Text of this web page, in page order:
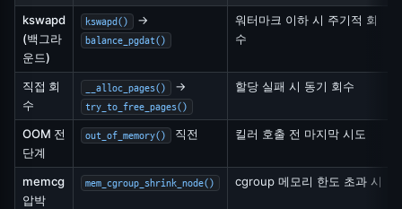
kswapd
(백그라
운드)
kswapd() →
balance_pgdat()
워터마크 이하 시 주기적 회
수
직접 회
수
__alloc_pages() →
try_to_free_pages()
할당 실패 시 동기 회수
OOM 전
단계
out_of_memory() 직전 킬러 호출 전 마지막 시도
memcg
압박
mem_cgroup_shrink_node() cgroup 메모리 한도 초과 시